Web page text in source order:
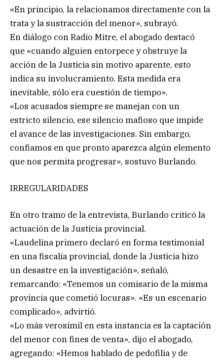
«En principio, la relacionamos directamente con la
trata y la sustracción del menor», subrayó.
En diálogo con Radio Mitre, el abogado destacó
que «cuando alguien entorpece y obstruye la
acción de la Justicia sin motivo aparente, esto
indica su involucramiento. Esta medida era
inevitable, sólo era cuestión de tiempo».
«Los acusados siempre se manejan con un
estricto silencio, ese silencio mafioso que impide
el avance de las investigaciones. Sin embargo,
confiamos en que pronto aparezca algún elemento
que nos permita progresar», sostuvo Burlando.
IRREGULARIDADES
En otro tramo de la entrevista, Burlando criticó la
actuación de la Justicia provincial.
«Laudelina primero declaró en forma testimonial
en una fiscalía provincial, donde la Justicia hizo
un desastre en la investigación», señaló,
remarcando: «Tenemos un comisario de la misma
provincia que cometió locuras». «Es un escenario
complicado», advirtió.
«Lo más verosímil en esta instancia es la captación
del menor con fines de venta», dijo el abogado,
agregando: «Hemos hablado de pedofilia y de